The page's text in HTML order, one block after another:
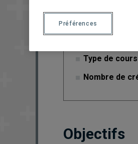
Type de cours
Nombre de
Objectifs
Préférences